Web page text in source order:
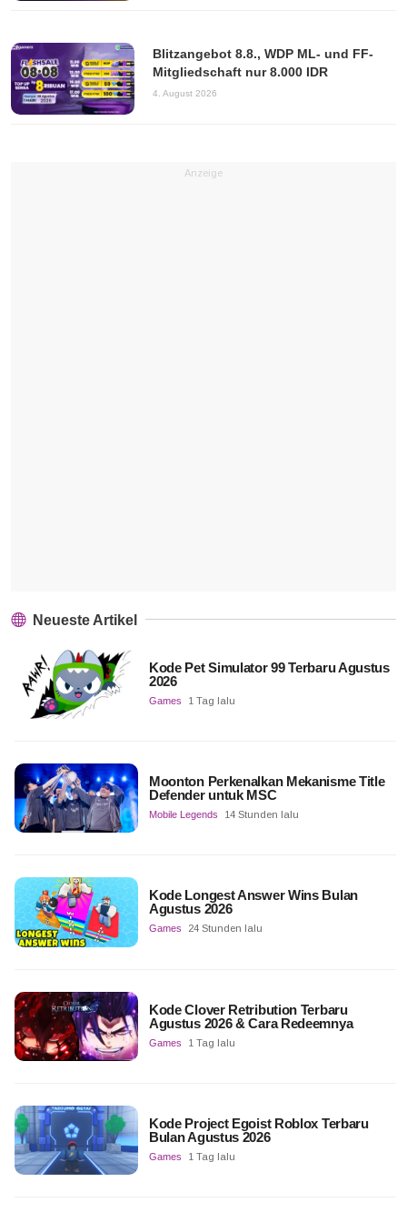
Blitzangebot 8.8., WDP ML- und FF-
Mitgliedschaft nur 8.000 IDR
4. August 2026
Anzeige
Neueste Artikel
Kode Pet Simulator 99 Terbaru Agustus
2026
Games 1 Tag lalu
Moonton Perkenalkan Mekanisme Title
Defender untuk MSC
Mobile Legends 14 Stunden lalu
Kode Longest Answer Wins Bulan
Agustus 2026
Games 24 Stunden lalu
Kode Clover Retribution Terbaru
Agustus 2026 & Cara Redeemnya
Games 1 Tag lalu
Kode Project Egoist Roblox Terbaru
Bulan Agustus 2026
Games 1 Tag lalu